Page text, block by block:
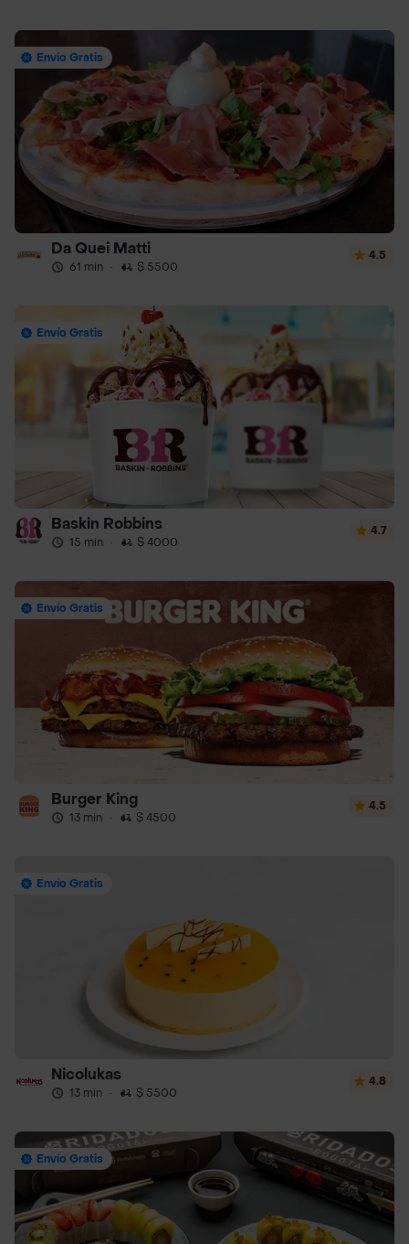
Envío Gratis
Da Quei Matti
61 min · $ 5500
4.5
Envío Gratis
Baskin Robbins
15 min · $ 4000
4.7
Envío Gratis
Burger King
13 min · $ 4500
4.5
Envío Gratis
Nicolukas
13 min · $ 5500
4.8
Envío Gratis